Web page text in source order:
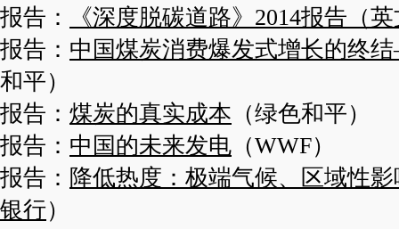
报告：
《深度脱碳道路》2014报告（
报告： 中国煤炭消费爆发式增长的终
和平）
报告： 煤炭的真实成本 （绿色和平）
报告： 中国的未来发电 （WWF）
报告： 降低热度：极端气候、区域性
银行）